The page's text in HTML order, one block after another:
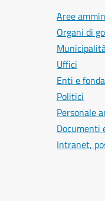
Aree
Organi di
Uffici
Enti e
Politici
Personale
Documenti
Intranet,